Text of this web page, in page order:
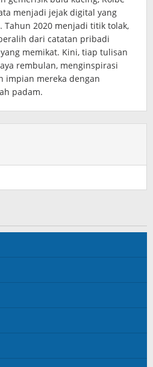
menjadi jejak digital yang
Tahun 2020 menjadi titik tolak,
dari catatan pribadi
memikat. Kini, tiap tulisan
rembulan, menginspirasi
impian mereka dengan
padam.